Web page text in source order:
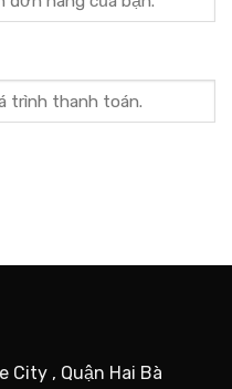
City , Quận Hai Bà